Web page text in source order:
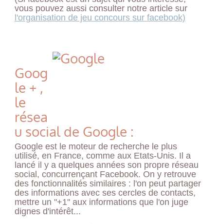
vous pouvez aussi consulter notre article sur
l'organisation de jeu concours sur facebook)
Goog
le + ,
le
résea
u social de Google :
Google est le moteur de recherche le plus
utilisé, en France, comme aux Etats-Unis. Il a
lancé il y a quelques années son propre réseau
social, concurrençant Facebook. On y retrouve
des fonctionnalités similaires : l'on peut partager
des informations avec ses cercles de contacts,
mettre un "+1" aux informations que l'on juge
dignes d'intérêt...